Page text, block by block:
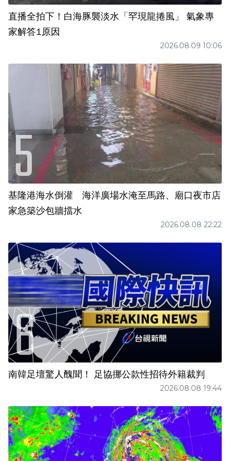
直播全拍下！白海豚襲淡水「罕現龍捲風」 氣象專
家解答1原因
2026.08.09 10:06
基隆港海水倒灌 海洋廣場水淹至馬路、廟口夜市店
家急築沙包牆擋水
2026.08.08 22:22
南韓足壇驚人醜聞！ 足協挪公款性招待外籍裁判
2026.08.08 19:44